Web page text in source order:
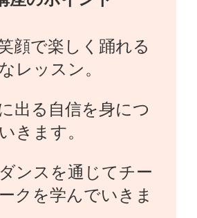
顔で楽しく踊れる
レッスン。
出る自信を身につ
きます。
ンスを通じてチー
クを学んでいきま